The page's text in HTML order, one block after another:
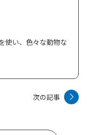
使い、色々な動物な
次の記事